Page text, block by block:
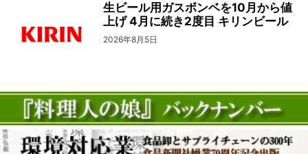
生ビール用ガスボンベを10月から値
上げ 4月に続き2度目 キリンビール
2026年8月5日